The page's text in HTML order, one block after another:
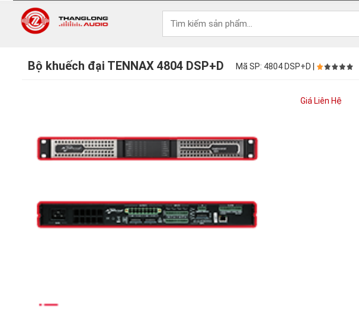
Bộ khuếch đại TENNAX 4804 DSP+D Mã SP: 4804 DSP+D |
Giá Liên Hệ